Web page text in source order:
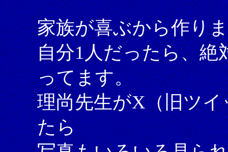
家族が喜ぶから作り
自分1人だったら、絶
ってます。
理尚先生がX（旧ツ
たら